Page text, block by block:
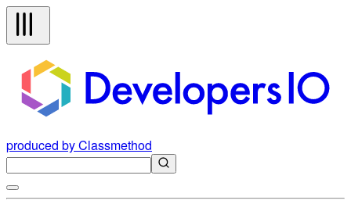
produced by Classmethod